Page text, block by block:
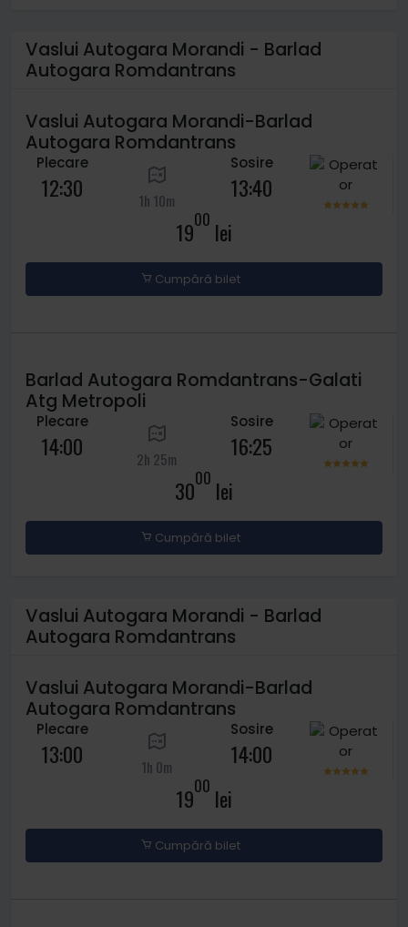
Vaslui Autogara Morandi - Barlad
Autogara Romdantrans
Vaslui Autogara Morandi-Barlad
Autogara Romdantrans
Plecare
12:30 1h 10m
Sosire
13:40
1900 lei
Cumpără bilet
Barlad Autogara Romdantrans-Galati
Atg Metropoli
Plecare
14:00 2h 25m
Sosire
16:25
3000 lei
Cumpără bilet
Vaslui Autogara Morandi - Barlad
Autogara Romdantrans
Vaslui Autogara Morandi-Barlad
Autogara Romdantrans
Plecare
13:00 1h 0m
Sosire
14:00
1900 lei
Cumpără bilet